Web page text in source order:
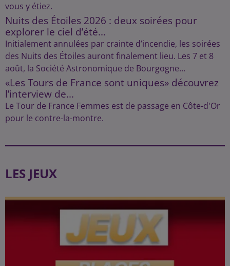
vous y étiez.
Nuits des Étoiles 2026 : deux soirées pour
explorer le ciel d’été...
Initialement annulées par crainte d’incendie, les soirées
des Nuits des Étoiles auront finalement lieu. Les 7 et 8
août, la Société Astronomique de Bourgogne...
«Les Tours de France sont uniques» découvrez
l’interview de...
Le Tour de France Femmes est de passage en Côte-d'Or
pour le contre-la-montre.
LES JEUX